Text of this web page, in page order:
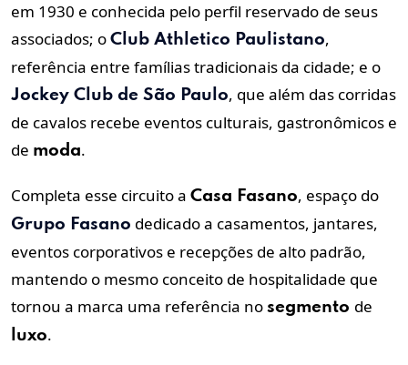
em 1930 e conhecida pelo perfil reservado de seus
associados; o Club Athletico Paulistano,
referência entre famílias tradicionais da cidade; e o
Jockey Club de São Paulo, que além das corridas
de cavalos recebe eventos culturais, gastronômicos e
de moda.
Completa esse circuito a Casa Fasano, espaço do
Grupo Fasano dedicado a casamentos, jantares,
eventos corporativos e recepções de alto padrão,
mantendo o mesmo conceito de hospitalidade que
tornou a marca uma referência no segmento de
luxo.